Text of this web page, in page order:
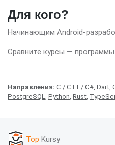
Для кого?
Начинающим Android-
Сравните курсы —
Направления: C / C++ / C#, Dart,
PostgreSQL, Python, Rust,
Top Kursy